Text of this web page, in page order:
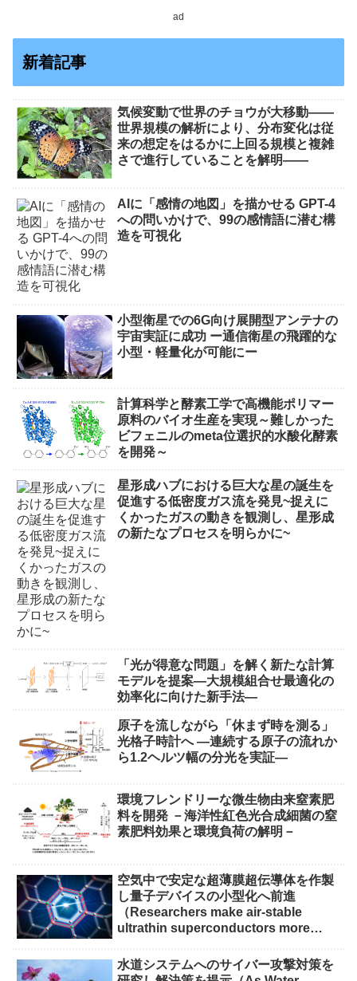
ad
新着記事
気候変動で世界のチョウが大移動――
世界規模の解析により、分布変化は従
来の想定をはるかに上回る規模と複雑
さで進行していることを解明――
AIに「感情の地図」を描かせる GPT-4
への問いかけで、99の感情語に潜む構
造を可視化
小型衛星での6G向け展開型アンテナの
宇宙実証に成功 ー通信衛星の飛躍的な
小型・軽量化が可能にー
計算科学と酵素工学で高機能ポリマー
原料のバイオ生産を実現～難しかった
ビフェニルのmeta位選択的水酸化酵素
を開発～
星形成ハブにおける巨大な星の誕生を
促進する低密度ガス流を発見~捉えに
くかったガスの動きを観測し、星形成
の新たなプロセスを明らかに~
「光が得意な問題」を解く新たな計算
モデルを提案―大規模組合せ最適化の
効率化に向けた新手法―
原子を流しながら「休まず時を測る」
光格子時計へ ―連続する原子の流れか
ら1.2ヘルツ幅の分光を実証―
環境フレンドリーな微生物由来窒素肥
料を開発 －海洋性紅色光合成細菌の窒
素肥料効果と環境負荷の解明－
空気中で安定な超薄膜超伝導体を作製
し量子デバイスの小型化へ前進
（Researchers make air-stable
ultrathin superconductors more
水道システムへのサイバー攻撃対策を